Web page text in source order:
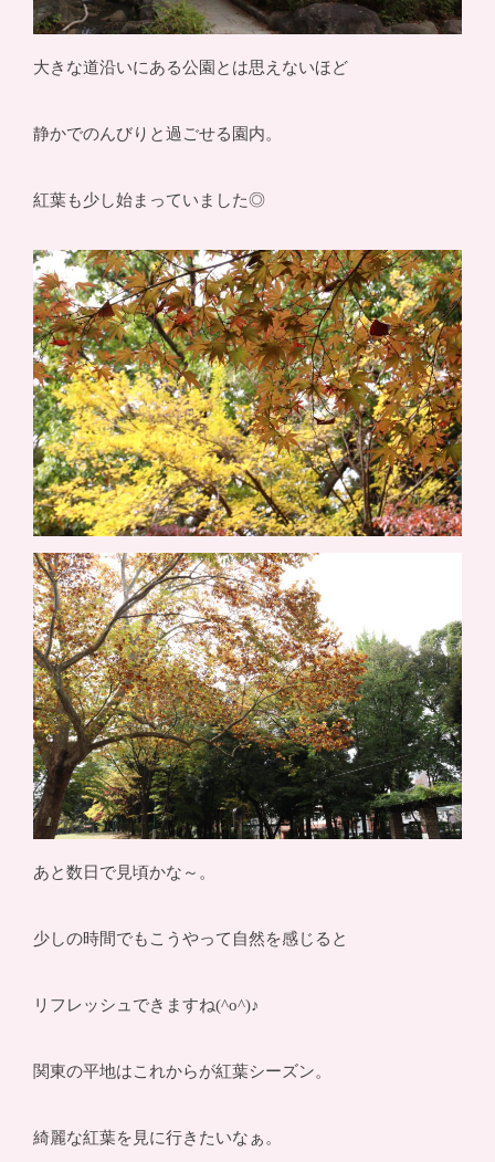
大きな道沿いにある公園とは思えないほど
静かでのんびりと過ごせる園内。
紅葉も少し始まっていました◎
あと数日で見頃かな～。
少しの時間でもこうやって自然を感じると
リフレッシュできますね(^o^)♪
関東の平地はこれからが紅葉シーズン。
綺麗な紅葉を見に行きたいなぁ。